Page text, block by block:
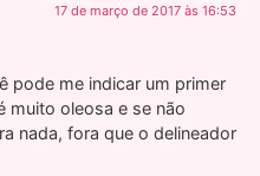
17 de março de 2017 às 16:53
pode me indicar um primer
muito oleosa e se não
nada, fora que o delineador